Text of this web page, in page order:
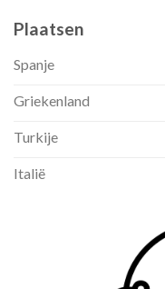
Plaatsen
Spanje
Griekenland
Turkije
Italië